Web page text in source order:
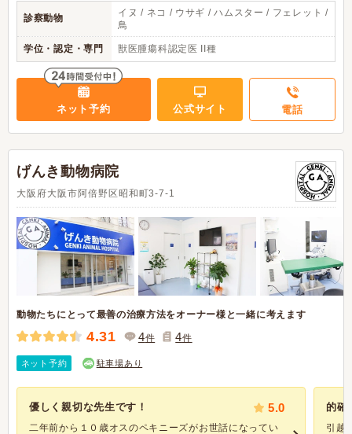
診察動物
イヌ / ネコ / ウサギ / ハムスター / フェレット /
鳥
学位・認定・専門 獣医腫瘍科認定医 II種
ネット予約 公式サイト 電話
げんき動物病院
大阪府大阪市阿倍野区​昭和町3-7-1
動物たちにとって最善の治療方法をオーナー様と一緒に考えます
4.31 4件 4件
ネット予約 駐車場あり
優しく親切な先生です！ 5.0
二年前から１０歳オスのペキニーズがお世話になってい
的確
引越